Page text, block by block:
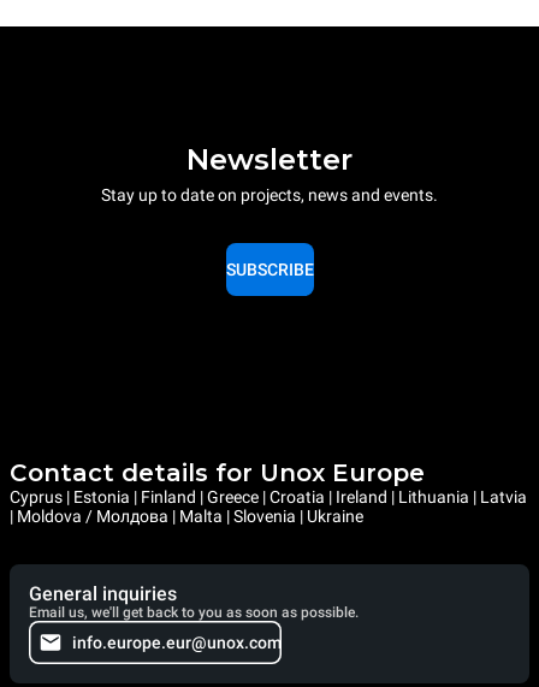
Newsletter
Stay up to date on projects, news and events.
SUBSCRIBE
Contact details for Unox Europe
Cyprus | Estonia | Finland | Greece | Croatia | Ireland | Lithuania | Latvia
| Moldova / Молдова | Malta | Slovenia | Ukraine
General inquiries
Email us, we'll get back to you as soon as possible.
info.europe.eur@unox.com